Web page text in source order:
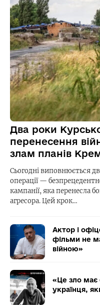
Два роки
перенесення
злам планів
Сьогодні виповнюється
операції —
кампанії, яка перенесла
агресора. Цей крок…
Актор і
фільми не
війною»
«Це зло має
українця,